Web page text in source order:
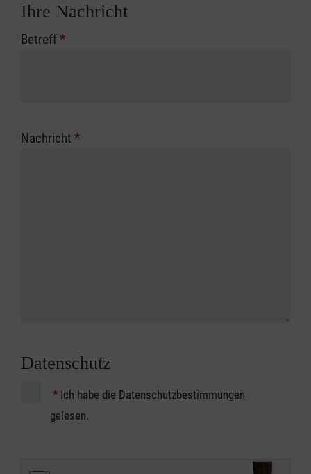
Ihre Nachricht
Betreff*
Nachricht *
Datenschutz
* Ich habe die Datenschutzbestimmungen
gelesen.